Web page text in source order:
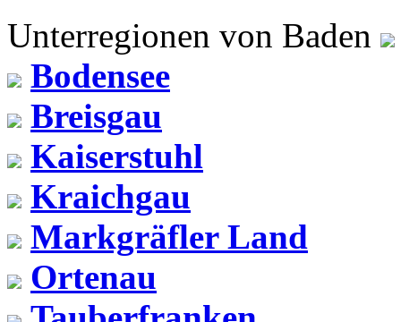
Unterregionen von Baden
Bodensee
Breisgau
Kaiserstuhl
Kraichgau
Markgräfler Land
Ortenau